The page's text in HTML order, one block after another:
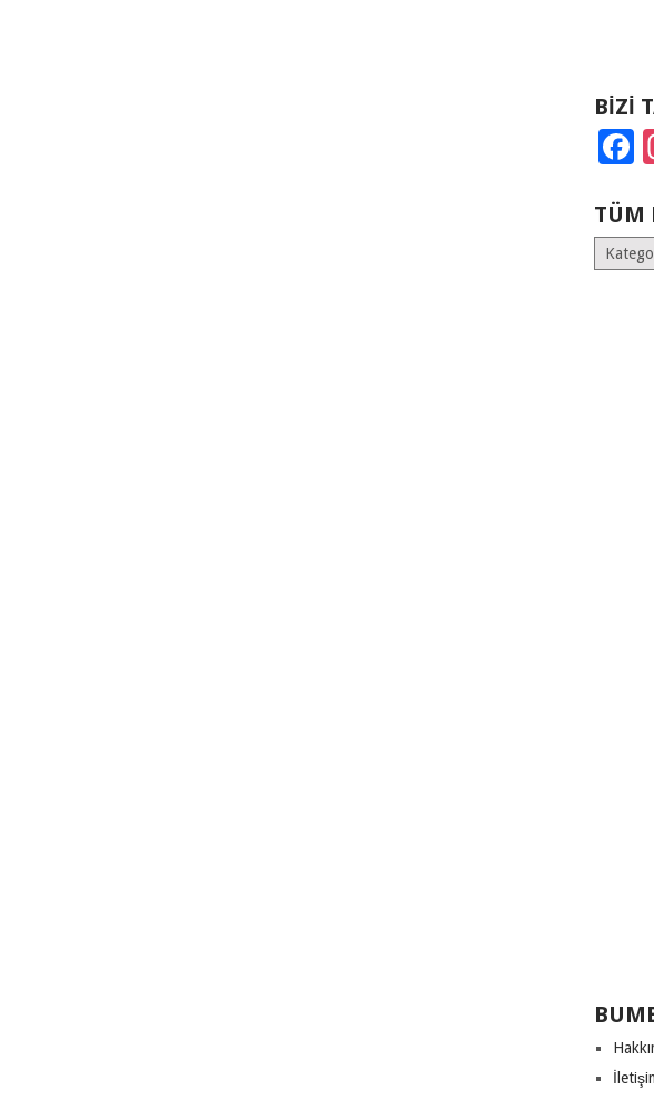
BIZI
TÜM
Tüm